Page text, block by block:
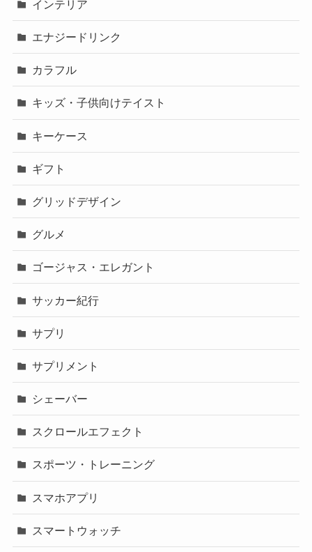
インテリア
エナジードリンク
カラフル
キッズ・子供向けテイスト
キーケース
ギフト
グリッドデザイン
グルメ
ゴージャス・エレガント
サッカー紀行
サプリ
サプリメント
シェーバー
スクロールエフェクト
スポーツ・トレーニング
スマホアプリ
スマートウォッチ